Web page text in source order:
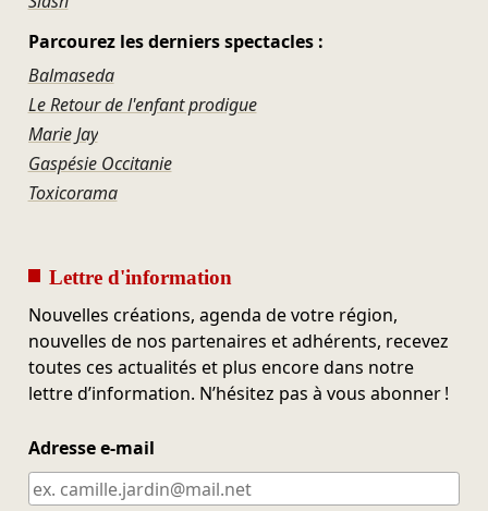
Parcourez les derniers spectacles :
Balmaseda
Le Retour de l'enfant prodigue
Marie Jay
Gaspésie Occitanie
Toxicorama
Lettre d'information
Nouvelles créations, agenda de votre région,
nouvelles de nos partenaires et adhérents, recevez
toutes ces actualités et plus encore dans notre
lettre d’information. N’hésitez pas à vous abonner !
Adresse e-mail